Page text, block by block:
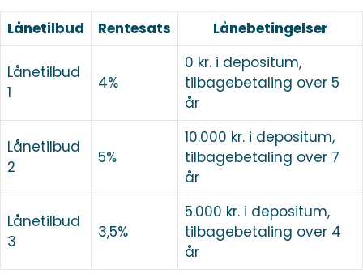
Lånetilbud Rentesats Lånebetingelser
Lånetilbud
1
4%
0 kr. i depositum,
tilbagebetaling over 5
år
Lånetilbud
2
5%
10.000 kr. i depositum,
tilbagebetaling over 7
år
Lånetilbud
3
3,5%
5.000 kr. i depositum,
tilbagebetaling over 4
år